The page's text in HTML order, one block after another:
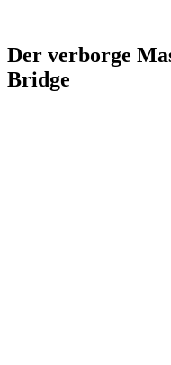
Der verborge
Bridge